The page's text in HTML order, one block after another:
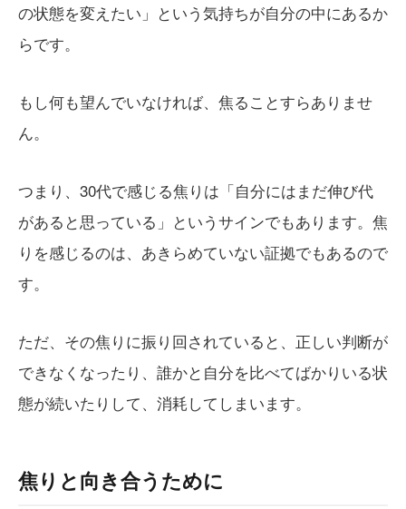
の状態を変えたい」という気持ちが自分の中にあるか
らです。
もし何も望んでいなければ、焦ることすらありませ
ん。
つまり、30代で感じる焦りは「自分にはまだ伸び代
があると思っている」というサインでもあります。焦
りを感じるのは、あきらめていない証拠でもあるので
す。
ただ、その焦りに振り回されていると、正しい判断が
できなくなったり、誰かと自分を比べてばかりいる状
態が続いたりして、消耗してしまいます。
焦りと向き合うために